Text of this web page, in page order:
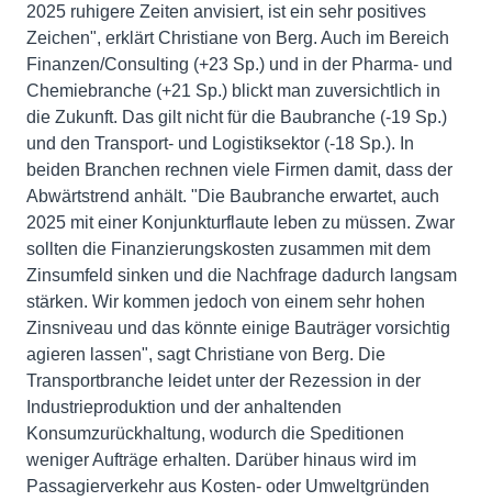
2025 ruhigere Zeiten anvisiert, ist ein sehr positives
Zeichen", erklärt Christiane von Berg. Auch im Bereich
Finanzen/Consulting (+23 Sp.) und in der Pharma- und
Chemiebranche (+21 Sp.) blickt man zuversichtlich in
die Zukunft. Das gilt nicht für die Baubranche (-19 Sp.)
und den Transport- und Logistiksektor (-18 Sp.). In
beiden Branchen rechnen viele Firmen damit, dass der
Abwärtstrend anhält. "Die Baubranche erwartet, auch
2025 mit einer Konjunkturflaute leben zu müssen. Zwar
sollten die Finanzierungskosten zusammen mit dem
Zinsumfeld sinken und die Nachfrage dadurch langsam
stärken. Wir kommen jedoch von einem sehr hohen
Zinsniveau und das könnte einige Bauträger vorsichtig
agieren lassen", sagt Christiane von Berg. Die
Transportbranche leidet unter der Rezession in der
Industrieproduktion und der anhaltenden
Konsumzurückhaltung, wodurch die Speditionen
weniger Aufträge erhalten. Darüber hinaus wird im
Passagierverkehr aus Kosten- oder Umweltgründen